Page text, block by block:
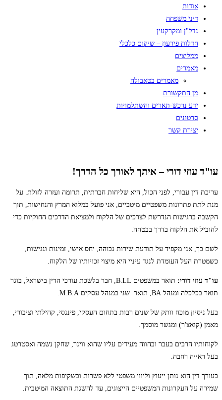
אודות
דיני משפחה
נדל"ן ומקרקעין
חדלות פירעון – שיקום כלכלי
ממליצים
מאמרים
מאמרים בטאבולה
מן התקשורת
ידע נרכש-תארים והשתלמויות
סרטונים
יצירת קשר
עו"ד עוזי דורי – איתך לאורך כל הדרך!
עריכת דין עבורי, לפני הכול, היא שליחות חברתית, תרומה ועזרה לזולת. על
מנת לתת פתרונות משפטיים מיטביים, אני פועל במלוא המרץ והנחישות, תוך
הקשבה ברגישות הנדרשת לצרכים של הלקוח ולמציאת הדרכים החוקיות כדי
להוביל את הלקוח בדרך בבטחה.
לשם כך, אני מקפיד על תודעת שירות גבוהה, יחס אישי, זמינות ונגישות,
כשמטרת העל העומדת לנגד עיניי היא מיצוי זכויותיו של הלקוח.
עו"ד עוזי דורי:
תואר במשפטים B.LL, חבר בלשכת עורכי הדין בישראל, בוגר
תואר בכלכלה ומנהל BA, תואר שני במנהל עסקים M.B.A.
בעל ניסיון מוכח וותק של שנים רבות בתחום העסקי, פיננסי, קהילתי וציבורי,
מאמן (קואצ'ר) ומגשר מוסמך.
לקוחותיו הרבים בעבר ובהווה מעידים עליו שהוא ווינר, שחקן נשמה ואסטרטג
בעל ראייה רחבה.
כעורך דין הוא נותן ייעוץ וליווי משפטי ללא פשרות ובשקיפות מלאה, תוך
שמירה על העקרונות המשפטיים הייצוגים, עד להשגת התוצאה המיטבית.